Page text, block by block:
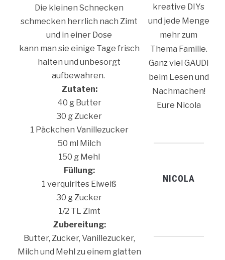
Die kleinen Schnecken
schmecken herrlich nach Zimt
und in einer Dose
kann man sie einige Tage frisch
halten und unbesorgt
aufbewahren.
Zutaten:
40 g Butter
30 g Zucker
1 Päckchen Vanillezucker
50 ml Milch
150 g Mehl
Füllung:
1 verquirltes Eiweiß
30 g Zucker
1/2 TL Zimt
Zubereitung:
Butter, Zucker, Vanillezucker,
Milch und Mehl zu einem glatten
kreative DIYs
und jede Menge
mehr zum
Thema Familie.
Ganz viel GAUDI
beim Lesen und
Nachmachen!
Eure Nicola
NICOLA